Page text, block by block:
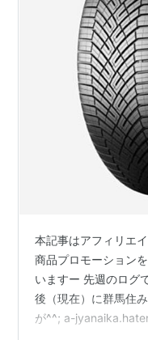
本記事はアフィリエ
商品プロモーション
いますー 先週のログ
後（現在）に群馬住
が^^; a-